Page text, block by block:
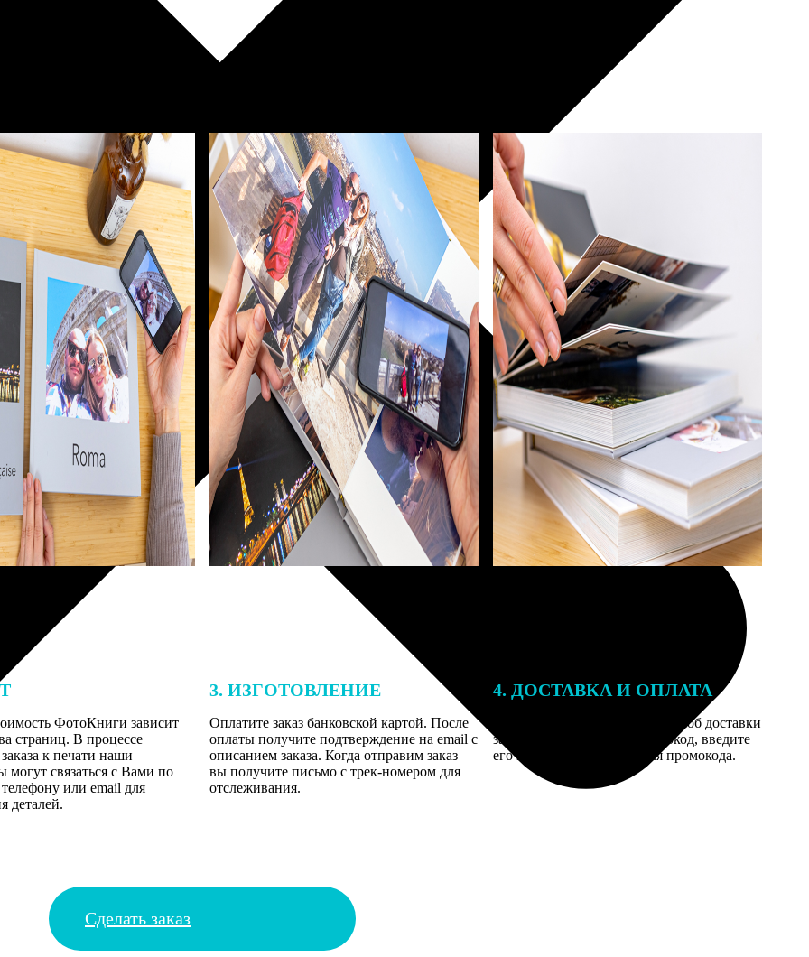
ФотоКниги зависит
страниц. В процессе
к печати наши
могут связаться с Вами по
или email для
деталей.
3. ИЗГОТОВЛЕНИЕ
Оплатите заказ банковской картой. После
оплаты получите подтверждение на email с
описанием заказа. Когда отправим заказ
вы получите письмо с трек-номером для
отслеживания.
4. ДОСТАВКА И ОПЛАТА
Введите адрес и выберите способ доставки
заказа. Если у вас есть промокод, введите
его в специальное поле для промокода.
Сделать заказ